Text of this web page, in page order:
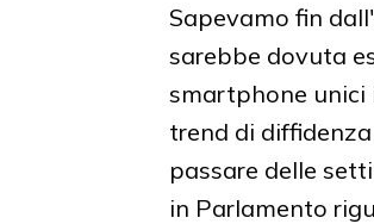
Sapevamo fin
sarebbe dovuta
smartphone unici
trend di
passare delle
in Parlamento